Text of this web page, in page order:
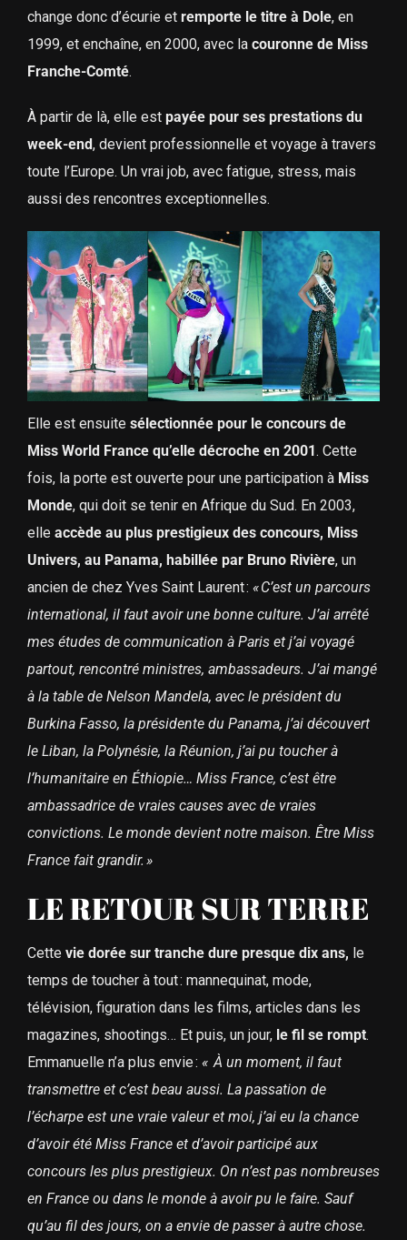
change donc d’écurie et remporte le titre à Dole, en
1999, et enchaîne, en 2000, avec la couronne de Miss
Franche-Comté.
À partir de là, elle estpayée pour ses prestations du
week-end, devient professionnelle et voyage à travers
toute l’Europe. Un vrai job, avec fatigue, stress, mais
aussi des rencontres exceptionnelles.
Elle est ensuite sélectionnée pour le concours de
Miss World France qu’elle décroche en 2001. Cette
fois, la porte est ouverte pour une participation à Miss
Monde, qui doit se tenir en Afrique du Sud. En 2003,
elle accède au plus prestigieux des concours, Miss
Univers, au Panama, habillée par Bruno Rivière, un
ancien de chez Yves Saint Laurent : « C’est un parcours
international, il faut avoir une bonne culture. J’ai arrêté
mes études de communication à Paris et j’ai voyagé
partout, rencontré ministres, ambassadeurs. J’ai mangé
à la table de Nelson Mandela, avec le président du
Burkina Fasso, la présidente du Panama, j’ai découvert
le Liban, la Polynésie, la Réunion, j’ai pu toucher à
l’humanitaire en Éthiopie… Miss France, c’est être
ambassadrice de vraies causes avec de vraies
convictions. Le monde devient notre maison. Être Miss
France fait grandir. »
LE RETOUR SUR TERRE
Cette vie dorée sur tranche dure presque dix ans, le
temps de toucher à tout : mannequinat, mode,
télévision, figuration dans les films, articles dans les
magazines, shootings… Et puis, un jour, le fil se rompt.
Emmanuelle n’a plus envie : « À un moment, il faut
transmettre et c’est beau aussi. La passation de
l’écharpe est une vraie valeur et moi, j’ai eu la chance
d’avoir été Miss France et d’avoir participé aux
concours les plus prestigieux. On n’est pas nombreuses
en France ou dans le monde à avoir pu le faire. Sauf
qu’au fil des jours, on a envie de passer à autre chose.